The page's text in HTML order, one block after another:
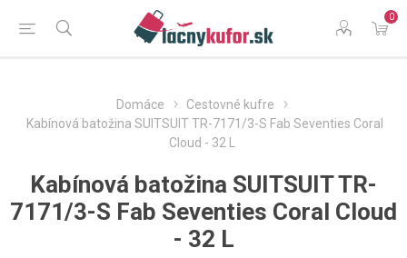
0
Domáce
Cestovné kufre
Kabínová batožina SUITSUIT TR-7171/3-S Fab Seventies Coral
Cloud - 32 L
Kabínová batožina SUITSUIT TR-
7171/3-S Fab Seventies Coral Cloud
- 32 L